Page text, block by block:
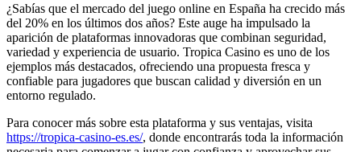
¿Sabías que el mercado del juego online en España ha crecido más
del 20% en los últimos dos años? Este auge ha impulsado la
aparición de plataformas innovadoras que combinan seguridad,
variedad y experiencia de usuario. Tropica Casino es uno de los
ejemplos más destacados, ofreciendo una propuesta fresca y
confiable para jugadores que buscan calidad y diversión en un
entorno regulado.
Para conocer más sobre esta plataforma y sus ventajas, visita
https://tropica-casino-es.es/, donde encontrarás toda la información